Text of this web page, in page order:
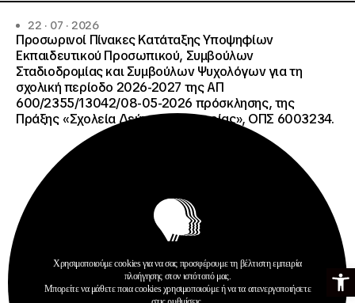
Ανοίξτε
22 · 07 · 2026
Προσωρινοί Πίνακες Κατάταξης Υποψηφίων
Εκπαιδευτικού Προσωπικού, Συμβούλων
Σταδιοδρομίας και Συμβούλων Ψυχολόγων για τη
σχολική περίοδο 2026-2027 της ΑΠ
600/2355/13042/08-05-2026 πρόσκλησης, της
Πράξης «Σχολεία Δεύτερης Ευκαιρίας», ΟΠΣ 6003234.
Ανακοινώσεις
Σχολεία Δεύτερης Ευκαιρίας
Χρησιμοποιούμε cookies για να σας προσφέρουμε τη βέλτιστη εμπειρία
πλοήγησης στον ιστότοπό μας.
Μπορείτε να μάθετε ποια cookies χρησιμοποιούμε ή να τα απενεργοποιήσετε